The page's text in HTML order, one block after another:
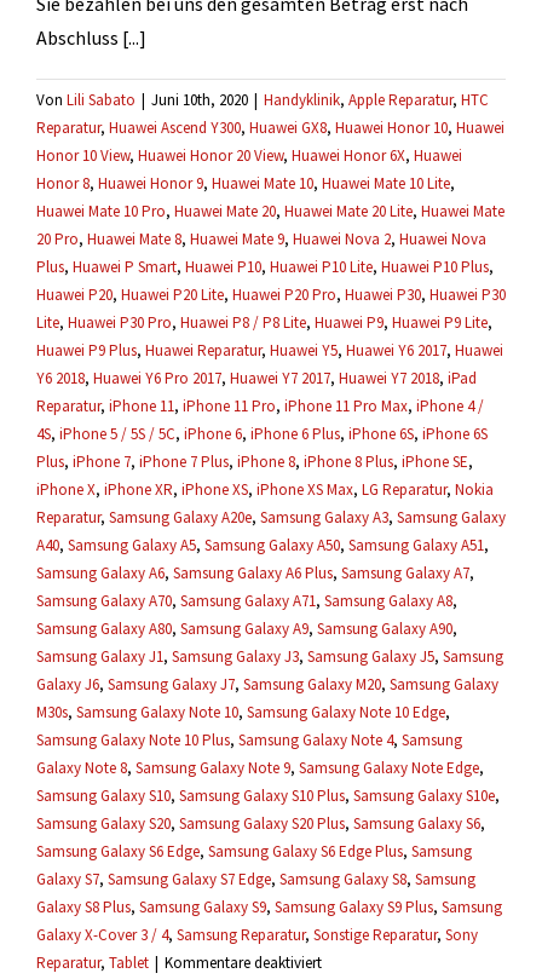
Abschluss [...]
Von Lili Sabato | Juni 10th, 2020 | Handyklinik, Apple Reparatur, HTC
Reparatur, Huawei Ascend Y300, Huawei GX8, Huawei Honor 10, Huawei
Honor 10 View, Huawei Honor 20 View, Huawei Honor 6X, Huawei
Honor 8, Huawei Honor 9, Huawei Mate 10, Huawei Mate 10 Lite,
Huawei Mate 10 Pro, Huawei Mate 20, Huawei Mate 20 Lite, Huawei Mate
20 Pro, Huawei Mate 8, Huawei Mate 9, Huawei Nova 2, Huawei Nova
Plus, Huawei P Smart, Huawei P10, Huawei P10 Lite, Huawei P10 Plus,
Huawei P20, Huawei P20 Lite, Huawei P20 Pro, Huawei P30, Huawei P30
Lite, Huawei P30 Pro, Huawei P8 / P8 Lite, Huawei P9, Huawei P9 Lite,
Huawei P9 Plus, Huawei Reparatur, Huawei Y5, Huawei Y6 2017, Huawei
Y6 2018, Huawei Y6 Pro 2017, Huawei Y7 2017, Huawei Y7 2018, iPad
Reparatur, iPhone 11, iPhone 11 Pro, iPhone 11 Pro Max, iPhone 4 /
4S, iPhone 5 / 5S / 5C, iPhone 6, iPhone 6 Plus, iPhone 6S, iPhone 6S
Plus, iPhone 7, iPhone 7 Plus, iPhone 8, iPhone 8 Plus, iPhone SE,
iPhone X, iPhone XR, iPhone XS, iPhone XS Max, LG Reparatur, Nokia
Reparatur, Samsung Galaxy A20e, Samsung Galaxy A3, Samsung Galaxy
A40, Samsung Galaxy A5, Samsung Galaxy A50, Samsung Galaxy A51,
Samsung Galaxy A6, Samsung Galaxy A6 Plus, Samsung Galaxy A7,
Samsung Galaxy A70, Samsung Galaxy A71, Samsung Galaxy A8,
Samsung Galaxy A80, Samsung Galaxy A9, Samsung Galaxy A90,
Samsung Galaxy J1, Samsung Galaxy J3, Samsung Galaxy J5, Samsung
Galaxy J6, Samsung Galaxy J7, Samsung Galaxy M20, Samsung Galaxy
M30s, Samsung Galaxy Note 10, Samsung Galaxy Note 10 Edge,
Samsung Galaxy Note 10 Plus, Samsung Galaxy Note 4, Samsung
Galaxy Note 8, Samsung Galaxy Note 9, Samsung Galaxy Note Edge,
Samsung Galaxy S10, Samsung Galaxy S10 Plus, Samsung Galaxy S10e,
Samsung Galaxy S20, Samsung Galaxy S20 Plus, Samsung Galaxy S6,
Samsung Galaxy S6 Edge, Samsung Galaxy S6 Edge Plus, Samsung
Galaxy S7, Samsung Galaxy S7 Edge, Samsung Galaxy S8, Samsung
Galaxy S8 Plus, Samsung Galaxy S9, Samsung Galaxy S9 Plus, Samsung
Galaxy X-Cover 3 / 4, Samsung Reparatur, Sonstige Reparatur, Sony
Reparatur, Tablet | Kommentare deaktiviertfür